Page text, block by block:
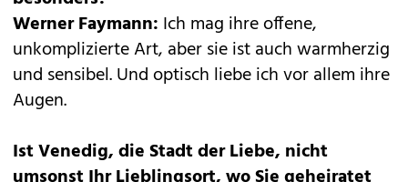
Werner Faymann: Ich mag ihre offene,
unkomplizierte Art, aber sie ist auch warmherzig
und sensibel. Und optisch liebe ich vor allem ihre
Augen.
Ist Venedig, die Stadt der Liebe, nicht